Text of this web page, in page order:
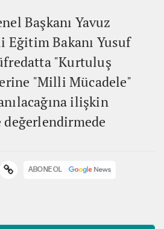
Başkanı Yavuz
Bakanı Yusuf
"Kurtuluş
"Milli Mücadele"
ilişkin
ABONE OL